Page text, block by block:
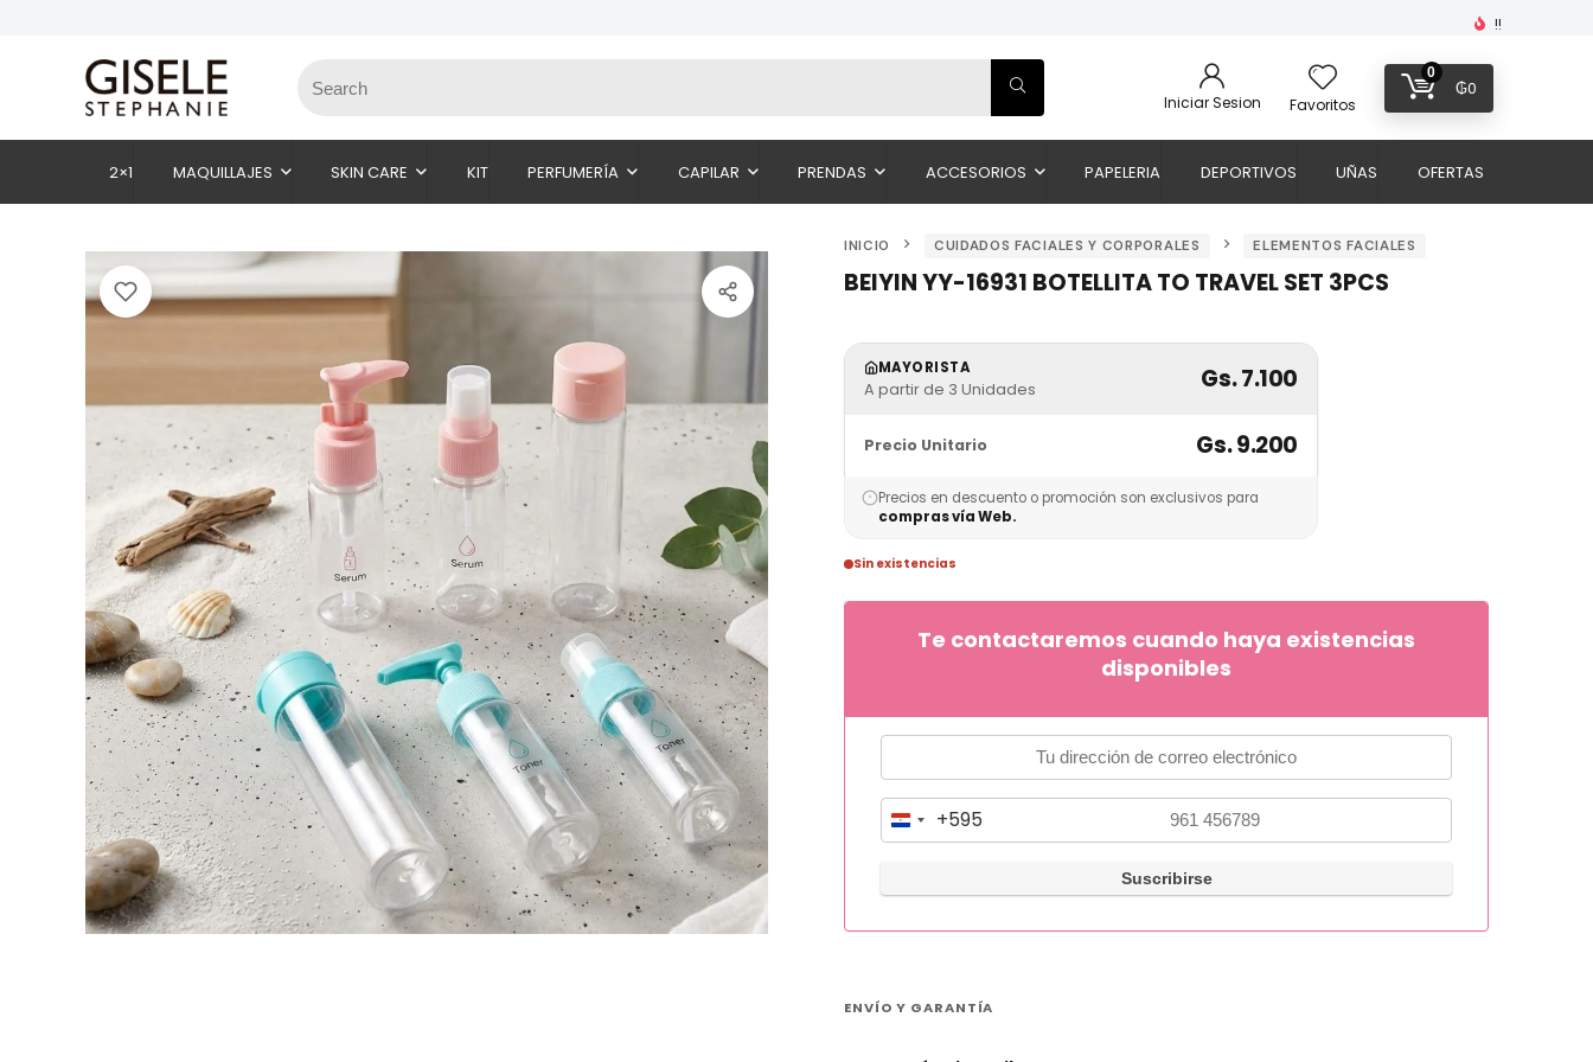
!!
Iniciar Sesion Favoritos
0
₲0
2×1 MAQUILLAJES SKIN CARE KIT PERFUMERÍA CAPILAR PRENDAS ACCESORIOS PAPELERIA DEPORTIVOS UÑAS OFERTAS
INICIO CUIDADOS FACIALES Y CORPORALES ELEMENTOS FACIALES
BEIYIN YY-16931 BOTELLITA TO TRAVEL SET 3PCS
MAYORISTA
A partir de 3 Unidades Gs. 7.100
Precio Unitario Gs. 9.200
Precios en descuento o promoción son exclusivos para
compras vía Web.
Sin existencias
Te contactaremos cuando haya existencias
disponibles
P
r
a
+595
ENVÍO Y GARANTÍA